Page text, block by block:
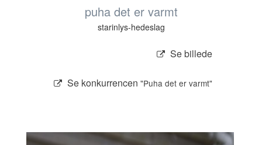
puha det er varmt
starinlys-hedeslag
Se billede
Se konkurrencen "Puha det er varmt"